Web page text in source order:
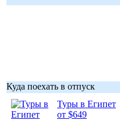
Куда поехать в отпуск
Туры в Египет
от $649